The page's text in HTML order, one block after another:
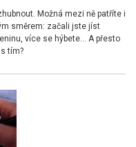
Možná mezi ně patříte i
směrem: začali jste jíst
více se hýbete… A přesto
tím?